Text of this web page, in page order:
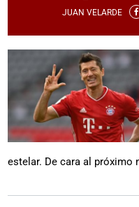
JUAN VELARDE
estelar. De cara al próximo